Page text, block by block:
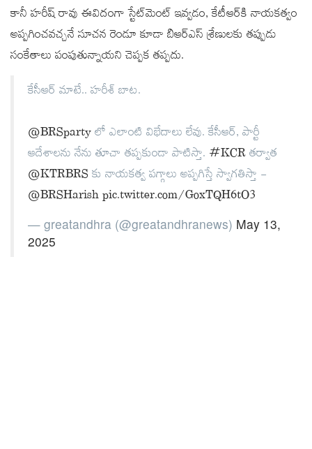
కానీ హరీష్ రావు ఈవిదంగా స్టేట్‌మెంట్‌ ఇవ్వడం, కేటీఆర్‌కి నాయకత్వం
అప్పగించవచ్చనే సూచన రెండూ కూడా బిఆర్ఎస్ శ్రేణులకు తప్పుడు
సంకేతాలు పంపుతున్నాయని చెప్పక తప్పదు.
కేసీఆర్ మాటే.. హరీశ్ బాట.
@BRSpartyలో ఎలాంటి విభేదాలు లేవు. కేసీఆర్, పార్టీ
ఆదేశాలను నేను తూచా తప్పకుండా పాటిస్తా. #KCRతర్వాత
@KTRBRS కు నాయకత్వ పగ్గాలు అప్పగిస్తే స్వాగతిస్తా -
@BRSHarishpic.twitter.com/GoxTQH6tO3
— greatandhra (@greatandhranews) May 13,
2025